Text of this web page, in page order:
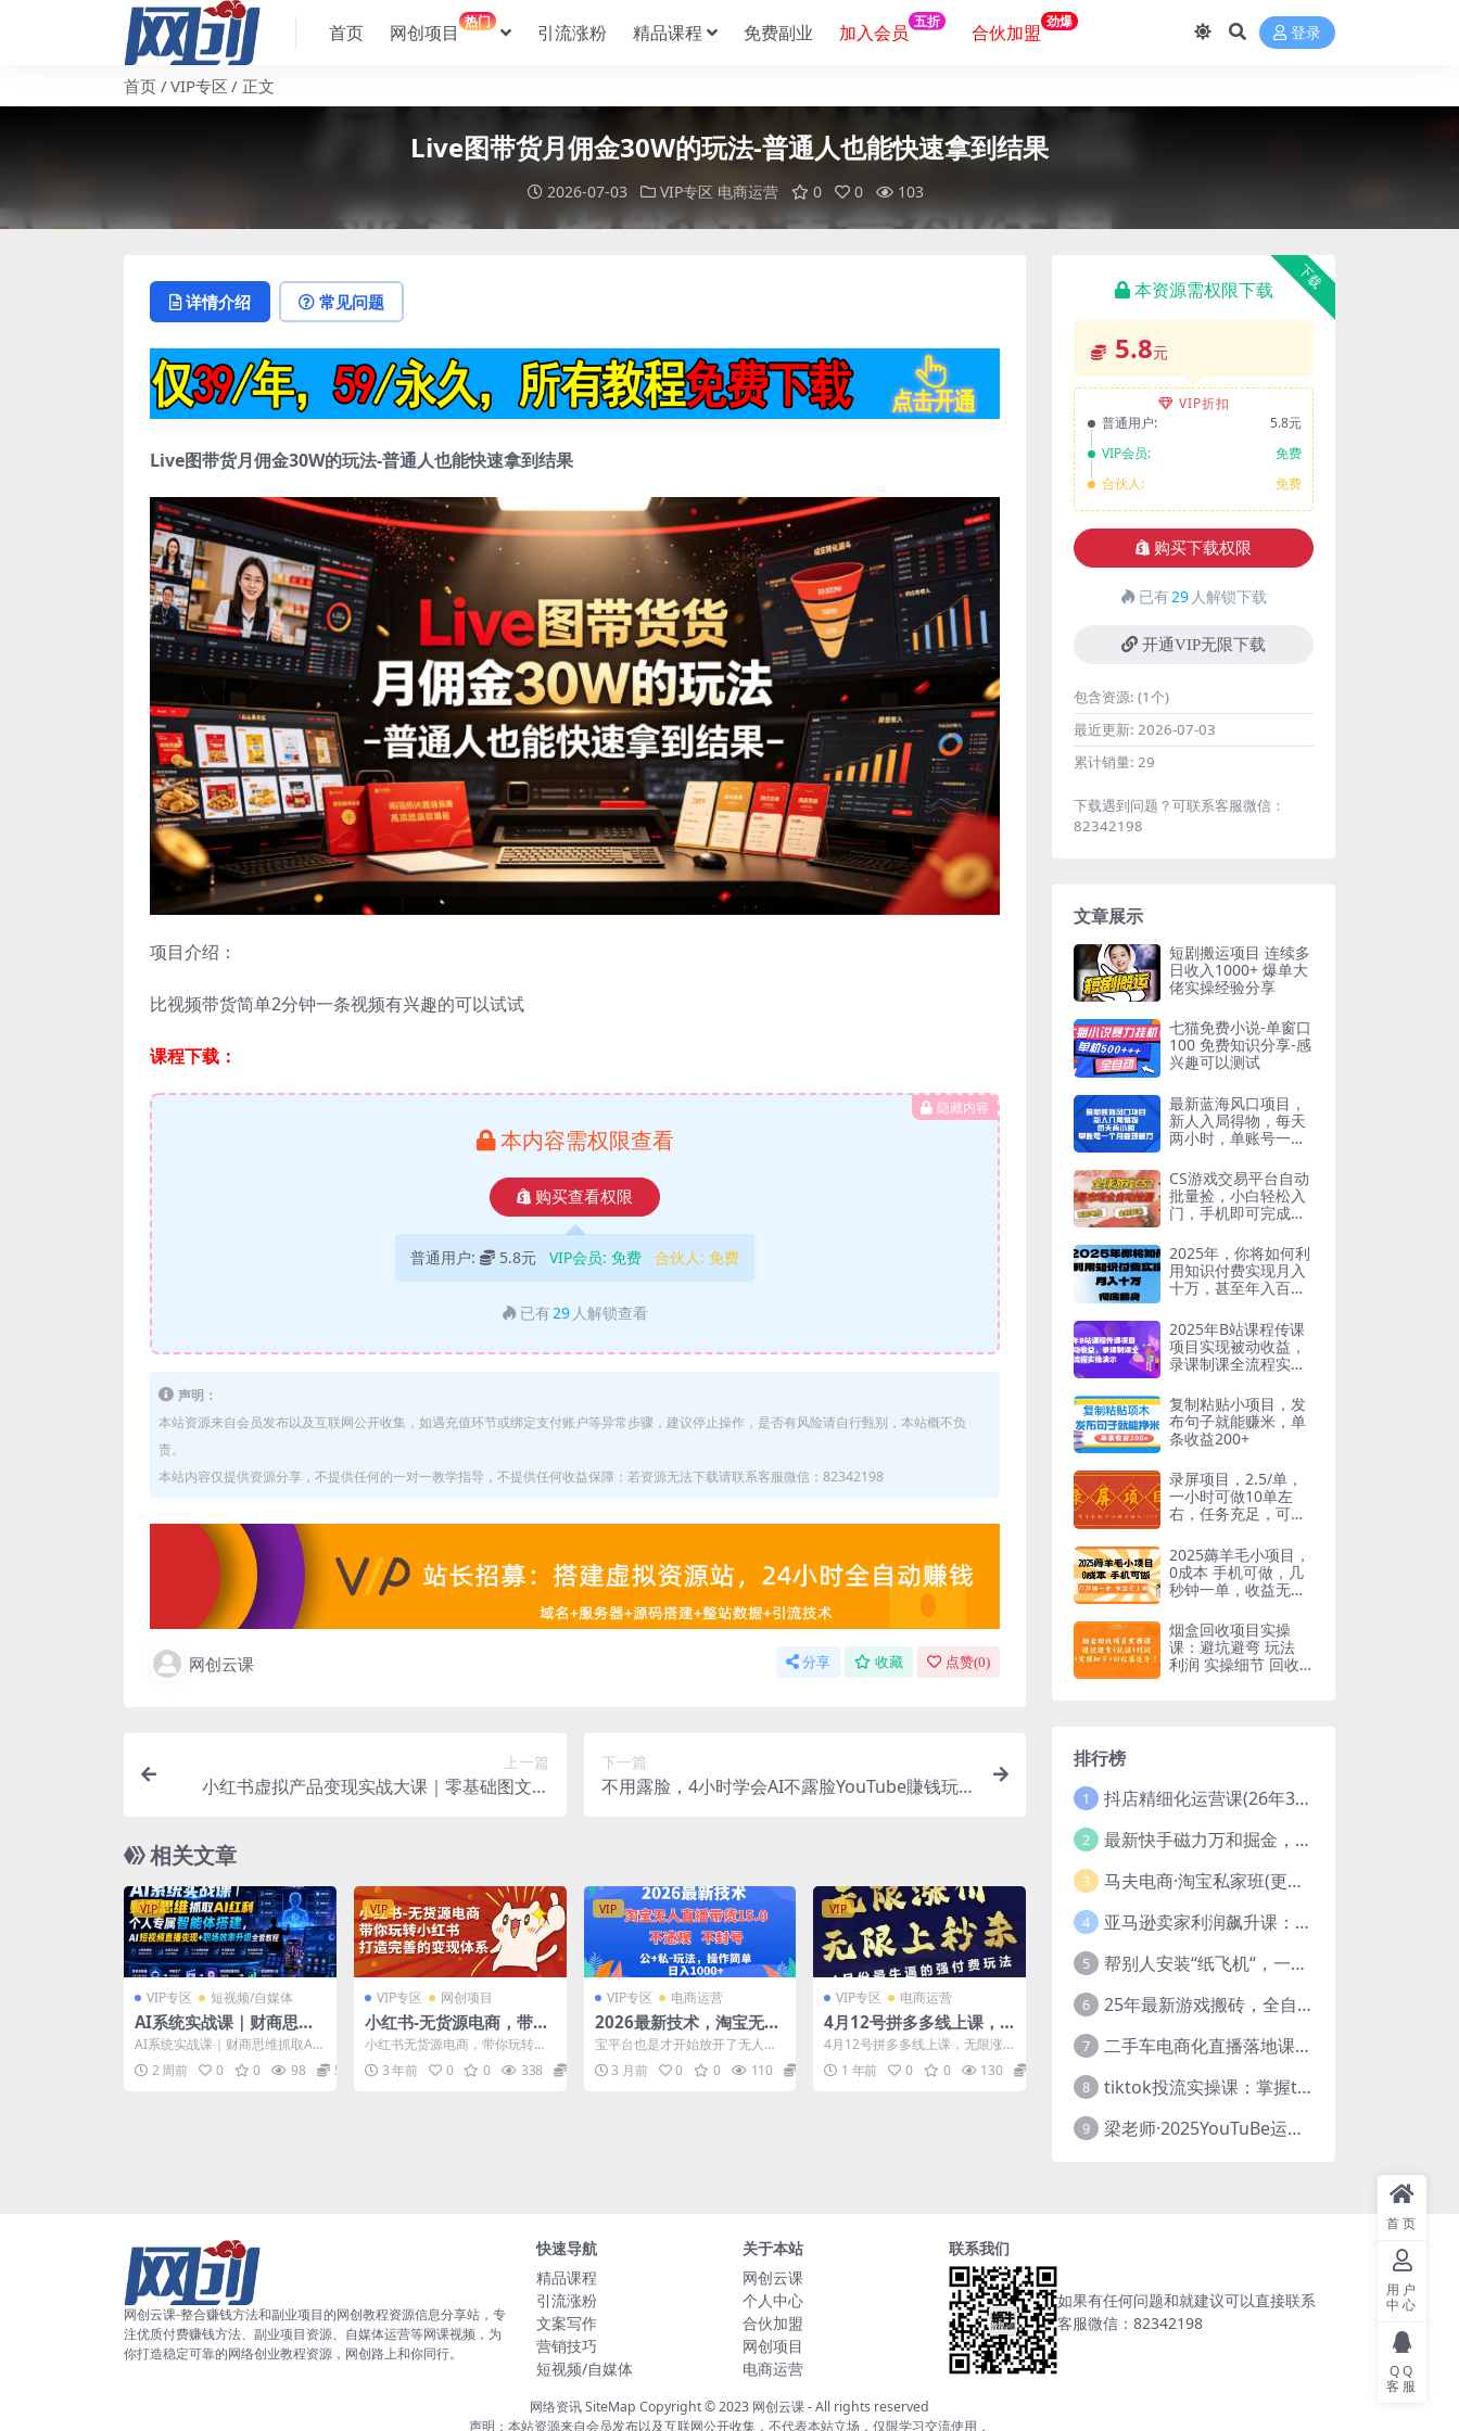
首页 网创项目 热门 引流涨粉 精品课程 免费副业 加入会员 五折 合伙加盟 劲爆
登录
首页 VIP专区 正文
Live图带货月佣金30W的玩法-普通人也能快速拿到结果
2026-07-03 VIP专区 电商运营 0 0 103
详情介绍 常见问题
Live图带货月佣金30W的玩法-普通人也能快速拿到结果
项目介绍：
比视频带货简单2分钟一条视频有兴趣的可以试试
课程下载：
隐藏内容
本内容需权限查看
购买查看权限
普通用户: 5.8元 VIP会员: 免费 合伙人: 免费
已有29 人解锁查看
声明：
本站资源来自会员发布以及互联网公开收集，如遇充值环节或绑定支付账户等异常步骤，建议停止操作，是否有风险请自行甄别，本站概不负
责。
本站内容仅提供资源分享，不提供任何的一对一教学指导，不提供任何收益保障；若资源无法下载请联系客服微信：82342198
网创云课 分享 收藏 点赞(0)
上一篇
小红书虚拟产品变现实战大课｜零基础图文起
下一篇
不用露脸，4小时学会AI不露脸YouTube賺钱玩法
相关文章
VIP
VIP专区 短视频/自媒体
AI系统实战课｜财商思维
抓取AI红利｜个人专属智
能体搭建，AI短视频直播
变现+职场效率升级全套教
AI系统实战课｜财商思维抓取AI
红利｜个人专属智能体搭建，AI
短视频直播变现+职...
2 周前 0 0 98 5.8
VIP
VIP专区 网创项目
小红书-无货源电商，带你
玩转小红书，打造完善的
变现体系
小红书无货源电商，带你玩转小
红书，打造完善的变现体系 目
录： 015月14日每周...
3 年前 0 0 338
VIP
VIP专区 电商运营
2026最新技术，淘宝无人
直播带货15.0，不封号，
不违规，公+私玩法，操作
简单，日入1000+
宝平台也是才开始放开了无人直
播,红利和风口期。尤其是在国家
召开全国中小企业见面会...
3 月前 0 0 110
VIP
VIP专区 电商运营
4月12号拼多多线上课，
无限涨价，无限上秒杀，4
月份最牛逼的强付费玩法
4月12号拼多多线上课，无限涨
价，无限上秒杀，4月份最牛逼的
强付费玩法 任何活动...
1 年前 0 0 130
下载
本资源需权限下载
5.8元
VIP折扣
普通用户:
5.8元
VIP会员:
免费
合伙人:
免费
购买下载权限
已有29 人解锁下载
开通VIP无限下载
包含资源: (1个)
最近更新: 2026-07-03
累计销量: 29
下载遇到问题？可联系客服微信：
82342198
文章展示
短剧搬运项目 连续多
日收入1000+ 爆单大
佬实操经验分享
七猫免费小说-单窗口
100 免费知识分享-感
兴趣可以测试
最新蓝海风口项目，
新人入局得物，每天
两小时，单账号一个
CS游戏交易平台自动
批量捡，小白轻松入
门，手机即可完成全
轻松副业【揭秘】
2025年，你将如何利
用知识付费实现月入
十万，甚至年入百
2025年B站课程传课
项目实现被动收益，
录课制课全流程实操
复制粘贴小项目，发
布句子就能赚米，单
条收益200+
录屏项目，2.5/单，
一小时可做10单左
右，任务充足，可多
就可以做！
2025薅羊毛小项目，
0成本 手机可做，几
秒钟一单，收益无上
烟盒回收项目实操
课：避坑避弯 玩法
利润 实操细节 回收
排行榜
1 抖店精细化运营课(26年3月更新
2 最新快手磁力万和掘金，自动搬砖，轻松日入100-200，操作简单
3 马夫电商·淘宝私家班(更新3月)
4 亚马逊卖家利润飙升课：从品类成功公式到海王打法，让每个SKU都成爆款一路飙升(更新26年3月
5 帮别人安装“纸飞机“，一单赚10—30元不等：附：免费节点
6 25年最新游戏搬砖，全自动挂机，不需要玩游戏，单手机操作日入300+
7 二手车电商化直播落地课，从0到1带你玩转二手车直播
8 tiktok投流实操课：掌握tiktok投流底层逻辑 独家TK投流玩法
9 梁老师·2025YouTuBe运营掘金指南
网创云课-整合赚钱方法和副业项目的网创教程资源信息分享站，专
注优质付费赚钱方法、副业项目资源、自媒体运营等网课视频，为
你打造稳定可靠的网络创业教程资源，网创路上和你同行。
快速导航
精品课程
引流涨粉
文案写作
营销技巧
短视频/自媒体
关于本站
网创云课
个人中心
合伙加盟
网创项目
电商运营
联系我们
如果有任何问题和就建议可以直接联系
客服微信：82342198
网络资讯SiteMap Copyright © 2023 网创云课- All rights reserved
声明：本站资源来自会员发布以及互联网公开收集，不代表本站立场，仅限学习交流使用，
首页
用户
中心
QQ
客服